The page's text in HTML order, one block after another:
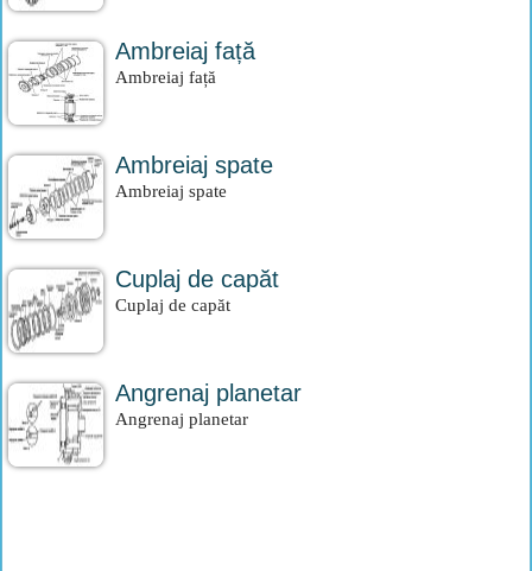
Ambreiaj față
Ambreiaj față
Ambreiaj spate
Ambreiaj spate
Cuplaj de capăt
Cuplaj de capăt
Angrenaj planetar
Angrenaj planetar